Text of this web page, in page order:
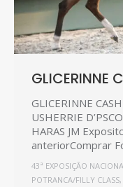
GLICERINNE
GLICERINNE
USHERRIE
HARAS JM
anteriorComprar
43ª EXPOSIÇÃO
POTRANCA/FILLY CLASS,